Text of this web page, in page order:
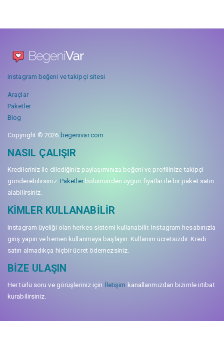
instagram beğeni ve takipçi sitesi
Araçlar
Paketler
Blog
Copyright © 2026 begenivar.com
NASIL ÇALIŞIR
Kredileriniz ile dilediğiniz paylaşımınıza beğeni ve profilinize takipçi
gönderebilirsiniz. Paketlerbölümünden uygun fiyatlar ile bir paket satın
alabilirsiniz.
KIMLER KULLANABILIR
Instagram üyeliği olan herkes sistemi kullanabilir. Instagram hesabınızla
giriş yapın ve hemen kullanmaya başlayın. Kullanım ücretsizdir. Kredi
satın almadıkça hiçbir ücret ödemezsiniz.
BIZE ULAŞIN
Her türlü soru ve görüşleriniz için İletişim kanallarımızdan bizimle irtibat
kurabilirsiniz.